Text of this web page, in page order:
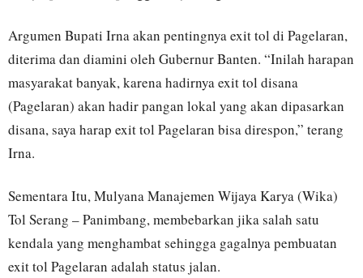
Argumen Bupati Irna akan pentingnya exit tol di Pagelaran,
diterima dan diamini oleh Gubernur Banten. “Inilah harapan
masyarakat banyak, karena hadirnya exit tol disana
(Pagelaran) akan hadir pangan lokal yang akan dipasarkan
disana, saya harap exit tol Pagelaran bisa direspon,” terang
Irna.
Sementara Itu, Mulyana Manajemen Wijaya Karya (Wika)
Tol Serang – Panimbang, membebarkan jika salah satu
kendala yang menghambat sehingga gagalnya pembuatan
exit tol Pagelaran adalah status jalan.